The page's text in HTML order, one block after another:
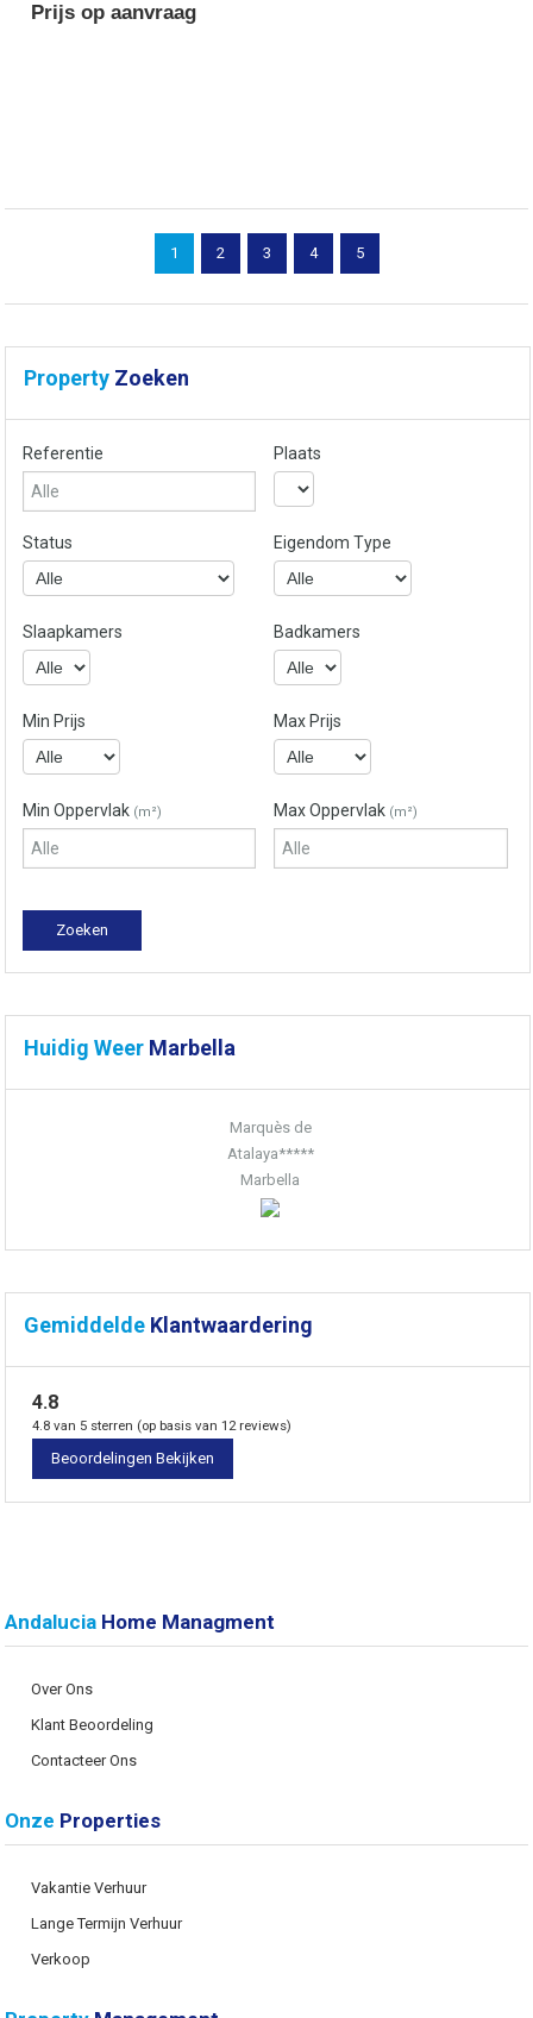
Prijs op aanvraag
1 2 3 4 5
Property Zoeken
Referentie Plaats
Status Eigendom Type
Slaapkamers Badkamers
Min Prijs Max Prijs
Min Oppervlak (m²) Max Oppervlak (m²)
Huidig Weer Marbella
Marquès de
Atalaya*****
Marbella
Gemiddelde Klantwaardering
4.8
4.8 van 5 sterren (op basis van 12 reviews)
Beoordelingen Bekijken
Andalucia Home Managment
Over Ons
Klant Beoordeling
Contacteer Ons
Onze Properties
Vakantie Verhuur
Lange Termijn Verhuur
Verkoop